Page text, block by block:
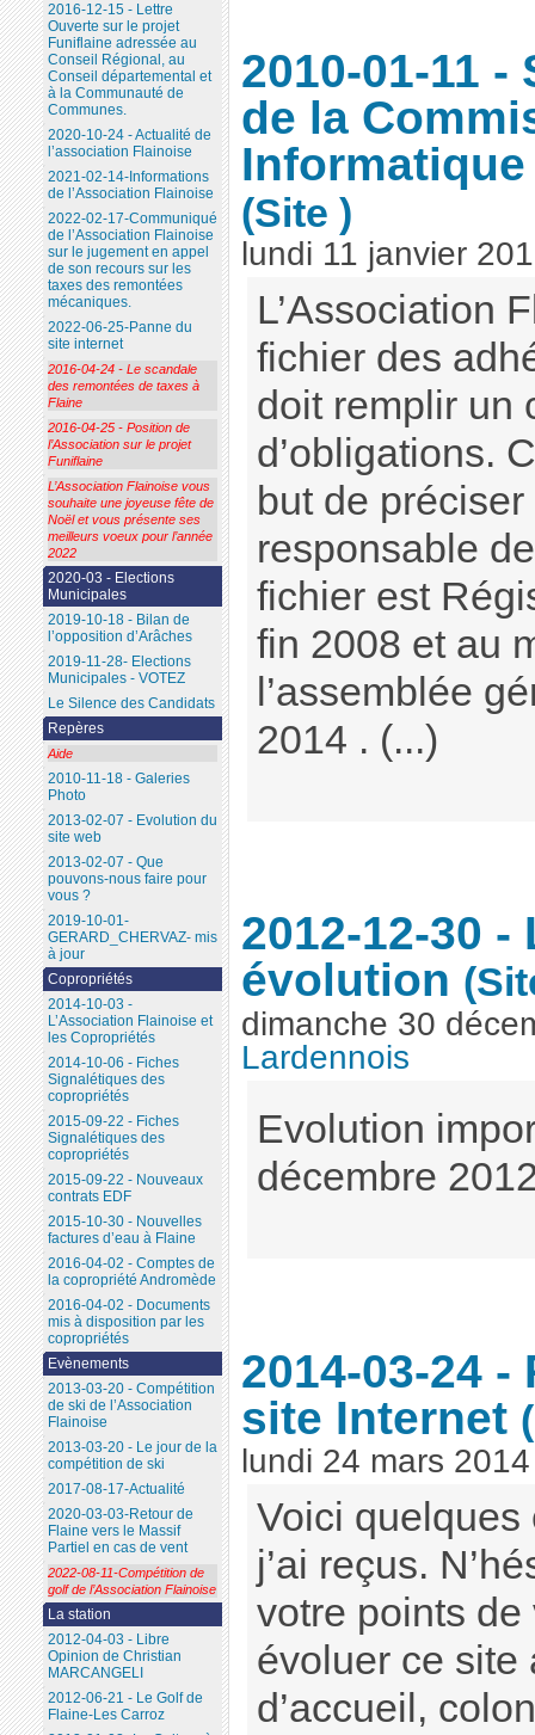
2010-01-11
de la
(Site )
lundi 11 janvier
L’Association
fichier des
doit remplir un
d’obligations.
but de
responsable
fichier est
fin 2008 et au
l’assemblée
2014 . (...)
2012-12-30
évolution
dimanche 30
Lardennois
Evolution
décembre
2014-03-24
site Internet
lundi 24 mars 2014
Voici quelques
j’ai reçus.
votre points
évoluer ce site
d’accueil,
2016-12-15 - Lettre
Ouverte sur le projet
Funiflaine adressée au
Conseil Régional, au
Conseil départemental et
à la Communauté de
Communes.
2020-10-24 - Actualité de
l’association Flainoise
2021-02-14-Informations
de l’Association Flainoise
2022-02-17-Communiqué
de l’Association Flainoise
sur le jugement en appel
de son recours sur les
taxes des remontées
mécaniques.
2022-06-25-Panne du
site internet
2016-04-24 - Le scandale
des remontées de taxes à
Flaine
2016-04-25 - Position de
l’Association sur le projet
Funiflaine
L’Association Flainoise vous
souhaite une joyeuse fête de
Noël et vous présente ses
meilleurs voeux pour l’année
2022
2020-03 - Elections
Municipales
2019-10-18 - Bilan de
l’opposition d’Arâches
2019-11-28- Elections
Municipales - VOTEZ
Le Silence des Candidats
Repères
Aide
2010-11-18 - Galeries
Photo
2013-02-07 - Evolution du
site web
2013-02-07 - Que
pouvons-nous faire pour
vous ?
2019-10-01-
GERARD_CHERVAZ- mis
à jour
Copropriétés
2014-10-03 -
L’Association Flainoise et
les Copropriétés
2014-10-06 - Fiches
Signalétiques des
copropriétés
2015-09-22 - Fiches
Signalétiques des
copropriétés
2015-09-22 - Nouveaux
contrats EDF
2015-10-30 - Nouvelles
factures d’eau à Flaine
2016-04-02 - Comptes de
la copropriété Andromède
2016-04-02 - Documents
mis à disposition par les
copropriétés
Evènements
2013-03-20 - Compétition
de ski de l’Association
Flainoise
2013-03-20 - Le jour de la
compétition de ski
2017-08-17-Actualité
2020-03-03-Retour de
Flaine vers le Massif
Partiel en cas de vent
2022-08-11-Compétition de
golf de l’Association Flainoise
La station
2012-04-03 - Libre
Opinion de Christian
MARCANGELI
2012-06-21 - Le Golf de
Flaine-Les Carroz